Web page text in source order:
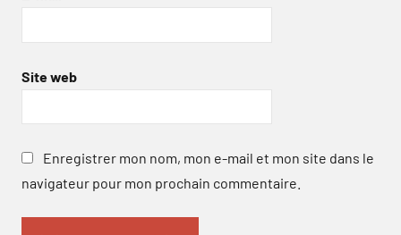
Site web
Enregistrer mon nom, mon e-mail et mon site dans le
navigateur pour mon prochain commentaire.